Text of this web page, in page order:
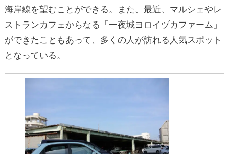
海岸線を望むことができる。また、最近、マルシェやレ
ストランカフェからなる「一夜城ヨロイヅカファーム」
ができたこともあって、多くの人が訪れる人気スポット
となっている。